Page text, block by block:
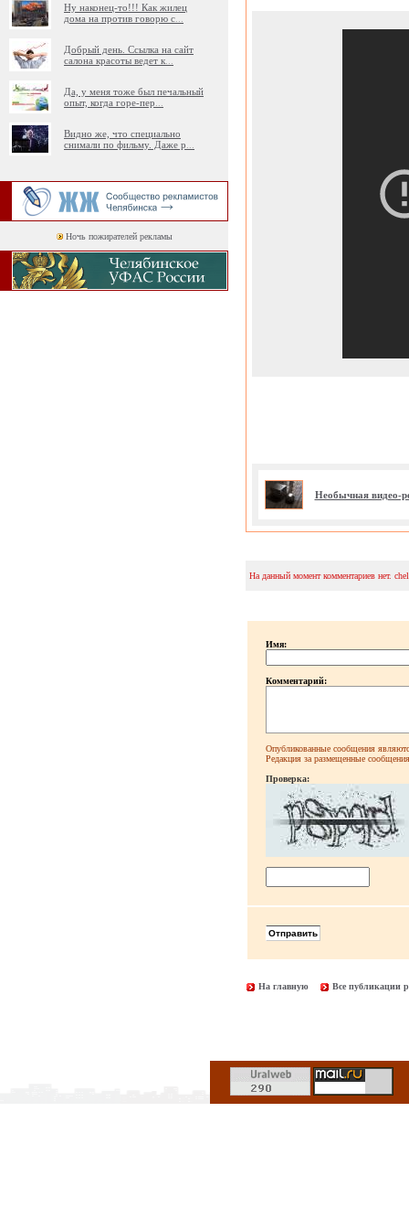
Ну наконец-то!!! Как жилец
дома на против говорю с
Добрый день. Ссылка на сайт
салона красоты ведет к
Да, у меня тоже был печальный
опыт, когда горе-пер
Видно же, что специально
снимали по фильму. Даже р
Ночь пожирателей рекламы
Необычная видео-
На данный момент комментариев нет.
Имя:
Комментарий:
Опубликованные сообщения
Редакция за размещенные сообщения
Проверка:
На главную Все публикации